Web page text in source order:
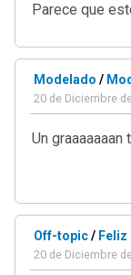
Parece que
Modelado /
20 de Diciembre
Un
Off-topic/ Feliz
20 de Diciembre